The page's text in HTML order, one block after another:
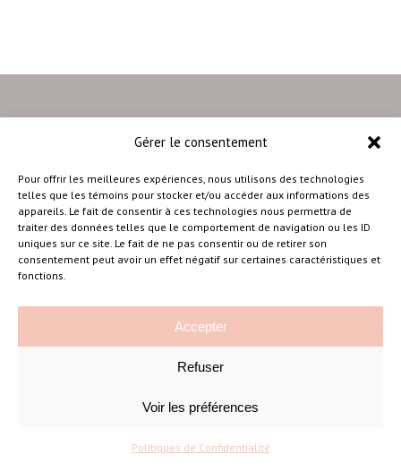
Gérer le consentement
Pour offrir les meilleures expériences, nous utilisons des technologies
telles que les témoins pour stocker et/ou accéder aux informations des
appareils. Le fait de consentir à ces technologies nous permettra de
traiter des données telles que le comportement de navigation ou les ID
uniques sur ce site. Le fait de ne pas consentir ou de retirer son
consentement peut avoir un effet négatif sur certaines caractéristiques et
fonctions.
Accepter
Refuser
Voir les préférences
Politiques de Confidentialité
Amélie Cousineau Photographe
©Amelie Cousineau Photographe